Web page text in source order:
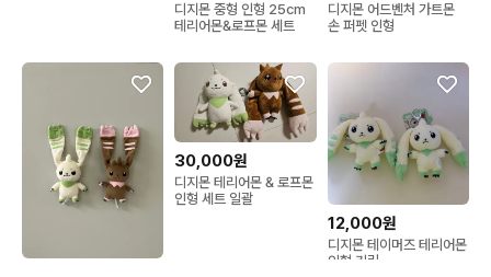
디지몬 중형 인형 25cm
테리어몬&로프몬 세트
디지몬 어드벤처 가트몬
손 퍼펫 인형
30,000원
디지몬 테리어몬 & 로프몬
인형 세트 일괄
12,000원
디지몬 테이머즈 테리어몬
인형 키링